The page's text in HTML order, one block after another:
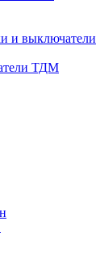
и выключатели
ТДМ